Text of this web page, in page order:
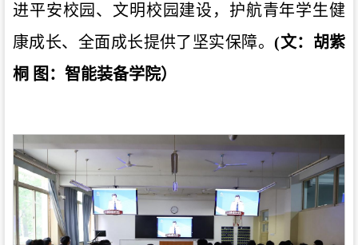
进平安校园、文明校园建设，护航青年学生健
康成长、全面成长提供了坚实保障。(文：胡紫
桐 图：智能装备学院）